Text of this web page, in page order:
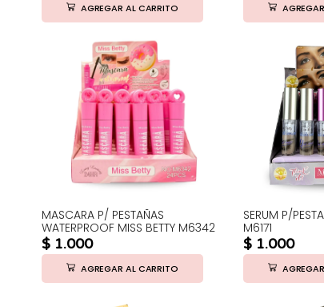
AGREGAR AL CARRITO
MASCARA P/ PESTAÑAS
WATERPROOF MISS BETTY M6342
$ 1.000
AGREGAR AL CARRITO
SERUM P/
M6171
$ 1.000